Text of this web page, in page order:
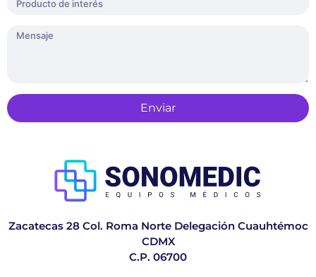
Enviar
Zacatecas 28 Col. Roma Norte Delegación Cuauhtémoc
CDMX
C.P. 06700